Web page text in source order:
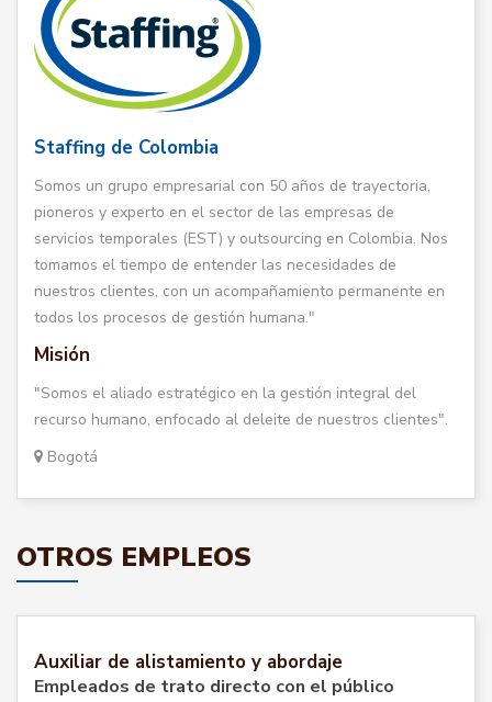
Staffing de Colombia
Somos un grupo empresarial con 50 años de trayectoria,
pioneros y experto en el sector de las empresas de
servicios temporales (EST) y outsourcing en Colombia. Nos
tomamos el tiempo de entender las necesidades de
nuestros clientes, con un acompañamiento permanente en
todos los procesos de gestión humana."
Misión
"Somos el aliado estratégico en la gestión integral del
recurso humano, enfocado al deleite de nuestros clientes".
Bogotá
OTROS EMPLEOS
Auxiliar de alistamiento y abordaje
Empleados de trato directo con el público